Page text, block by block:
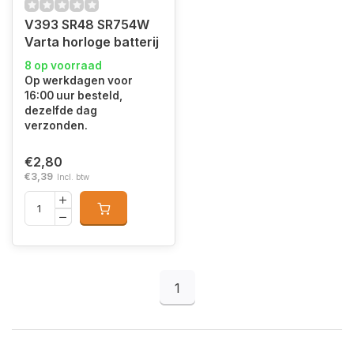
V393 SR48 SR754W
Varta horloge batterij
8 op voorraad
Op werkdagen voor
16:00 uur besteld,
dezelfde dag
verzonden.
€2,80
€3,39 Incl. btw
1